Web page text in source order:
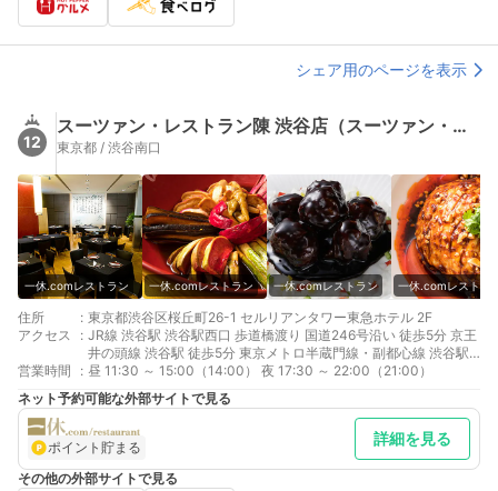
シェア用のページを表示
12
スーツァン・レストラン陳 渋谷店（スーツァン・レストラン・チン）
東京都 / 渋谷南口
一休.comレストラン 一休.comレストラン 一休.comレストラン 一休.comレストラ
住所 : 東京都渋谷区桜丘町26-1 セルリアンタワー東急ホテル 2F
アクセス
: JR線 渋谷駅 渋谷駅西口 歩道橋渡り 国道246号沿い 徒歩5分 京王
井の頭線 渋谷駅 徒歩5分 東京メトロ半蔵門線・副都心線 渋谷駅
徒歩7分
営業時間 : 昼 11:30 ～ 15:00（14:00） 夜 17:30 ～ 22:00（21:00）
ネット予約可能な外部サイトで見る
ポイント貯まる 詳細を見る
その他の外部サイトで見る